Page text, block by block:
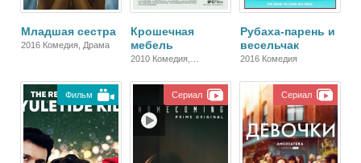
Младшая сестра
2016 Комедия, Драма
Крошечная
мебель
2010 Комедия,
Рубаха-парень и
весельчак
2016 Комедия
Фильм Сериал Сериал